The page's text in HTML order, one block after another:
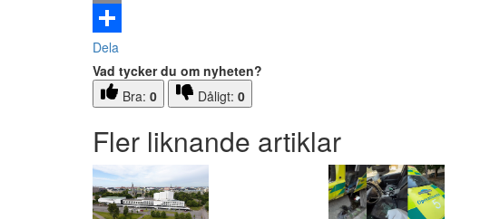
Email
Dela
Vad tycker du om nyheten?
Bra: 0 Dåligt: 0
Fler liknande artiklar